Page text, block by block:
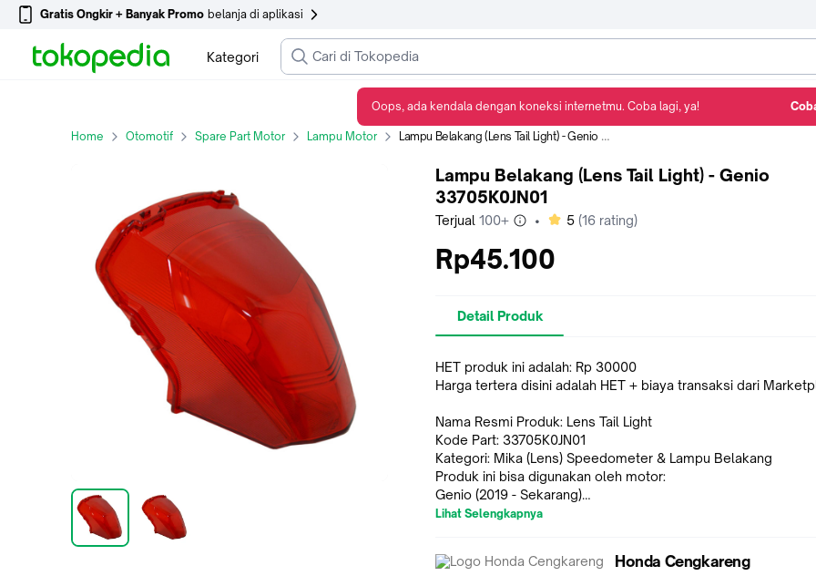
Gratis Ongkir + Banyak Promo belanja di aplikasi
Kategori
Home Otomotif Spare Part Motor Lampu Motor Lampu Belakang (Lens Tail Light) - Genio 33705K0JN01
Lampu Belakang (Lens Tail Light) - Genio
33705K0JN01
Terjual 100+ • bintang
5 (16 rating)
Rp45.100
Detail Produk
HET produk ini adalah: Rp 30000
Harga tertera disini adalah HET + biaya transaksi dari
Nama Resmi Produk: Lens Tail Light
Kode Part: 33705K0JN01
Kategori: Mika (Lens) Speedometer & Lampu Belakang
Produk ini bisa digunakan oleh motor:
Genio (2019 - Sekarang)
Jaminan Kepuasan. Apabila barang yang anda pesan tidak
digunakan) ke kami dalam 7 hari kerja setelah barang diterima.
Lihat Selengkapnya
Honda Cengkareng
Oops, ada kendala dengan koneksi internetmu. Coba lagi, ya!